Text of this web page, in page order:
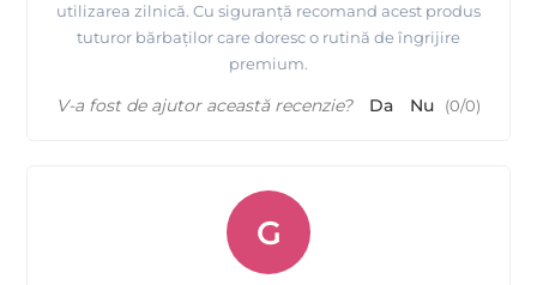
utilizarea zilnică. Cu siguranță recomand acest produs
tuturor bărbaților care doresc o rutină de îngrijire
premium.
V-a fost de ajutor această recenzie? Da Nu (0/0)
G